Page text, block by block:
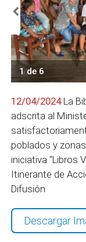
1 de 6
12/04/2024La
adscrita al
poblados y
iniciativa “Libros
Itinerante de
Difusión
Descargar